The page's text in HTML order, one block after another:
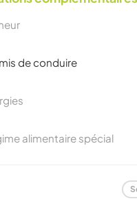
de conduire
alimentaire spécial